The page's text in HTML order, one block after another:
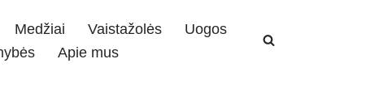
Medžiai Vaistažolės
Uogos
Apie mus